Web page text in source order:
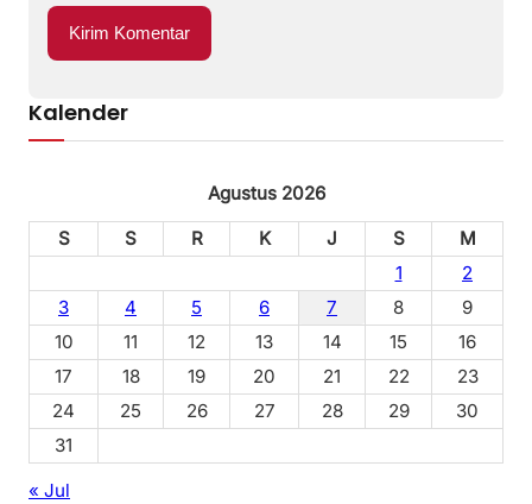
Kalender
Agustus 2026
S
S R K J S
M
1
2
3
4 5 6 7 8
9
10
11 12 13 14 15
16
17
18 19 20 21 22
23
24
25 26 27 28 29
30
31
« Jul